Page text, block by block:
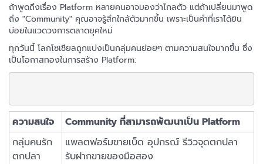
ถ้าพูดถึงเรื่อง Platform หลายคนอาจมองว่าไกลตัว แต่ถ้าเปลี่ยนมาพูด
ถึง "Community" คุณอาจรู้สึกใกล้ตัวมากขึ้น เพราะเป็นคำที่เราได้ยิน
บ่อยในแวดวงการตลาดยุคใหม่
ทุกวันนี้ โลกโซเชียลถูกแบ่งเป็นกลุ่มคนย่อยๆ ตามความสนใจมากขึ้น ซึ่ง
เป็นโอกาสทองในการสร้าง Platform:
ความสนใจ
Community ที่สามารถพัฒนาเป็น Platform
กลุ่มคนรัก
ตกปลา
แพลตฟอร์มขายเบ็ด อุปกรณ์ รีวิวจุดตกปลา
รับฝากขายของมือสอง